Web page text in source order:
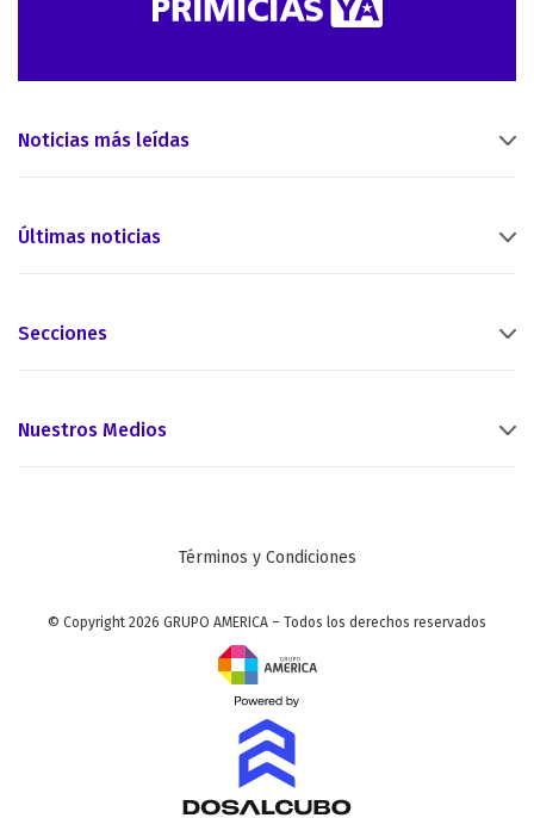
Noticias más leídas
Últimas noticias
Secciones
Nuestros Medios
Términos y Condiciones
© Copyright 2026 GRUPO AMERICA – Todos los derechos reservados